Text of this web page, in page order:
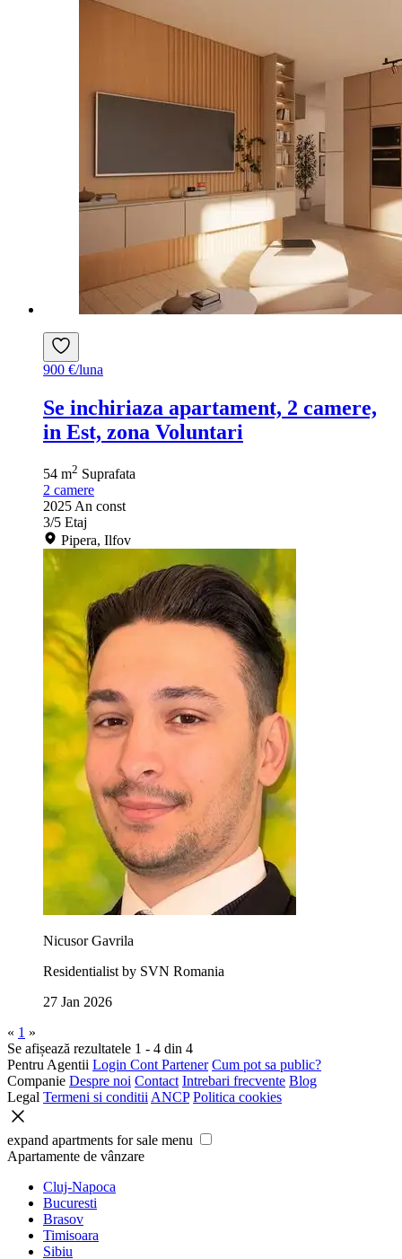
900 €/luna
Se inchiriaza apartament, 2 camere,
in Est, zona Voluntari
54 m2 Suprafata
2 camere
2025 An const
3/5 Etaj
Pipera, Ilfov
Nicusor Gavrila
Residentialist by SVN Romania
27 Jan 2026
« 1 »
Se afișează rezultatele 1 - 4 din 4
Pentru Agentii Login Cont Partener Cum pot sa public?
Companie Despre noi Contact Intrebari frecvente Blog
Legal Termeni si conditii ANCP Politica cookies
expand apartments for sale menu
Apartamente de vânzare
Cluj-Napoca
Bucuresti
Brasov
Timisoara
Sibiu